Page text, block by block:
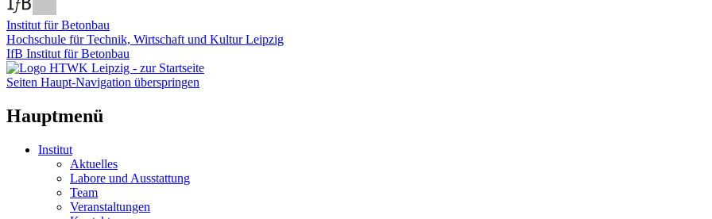
Institut für Betonbau
Hochschule für Technik, Wirtschaft und Kultur Leipzig
IfB Institut für Betonbau
Seiten Haupt-Navigation überspringen
Hauptmenü
Institut
Aktuelles
Labore und Ausstattung
Team
Veranstaltungen